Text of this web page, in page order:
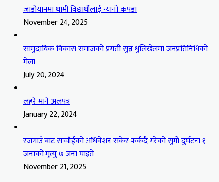
जाडोयाममा थामी विद्यार्थीलाई न्यानो कपडा
November 24, 2025
सामुदायिक विकास समाजको प्रगती सुन्न धुलिखेलमा जनप्रतिनिधिको
मेला
July 20, 2024
लहरे माने अलपत्र
January 22, 2024
रजगाउँ बाट सच्चाँईको अधिवेशन सकेर फर्कदै गरेको सुमो दुर्घटना १
जनाको मृत्यु ७ जना घाइते
November 21, 2025